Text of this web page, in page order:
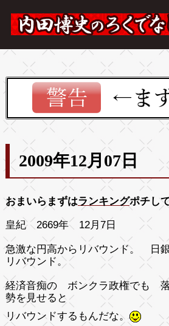
2009年12月07日
おまいらまずはランキングポチし
皇紀 2669年 12月7日
急激な円高からリバウンド。 日
リバウンド。
経済音痴の ボンクラ政権でも
勢を見せると
リバウンドするもんだな。